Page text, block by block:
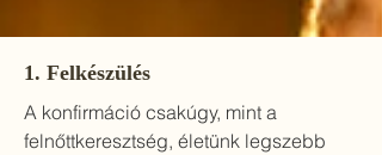
1. Felkészülés
A konfirmáció csakúgy, mint a
felnőttkeresztség, életünk legszebb